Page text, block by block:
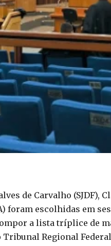
de Carvalho (SJDF),
foram escolhidas em
a lista tríplice de
Regional